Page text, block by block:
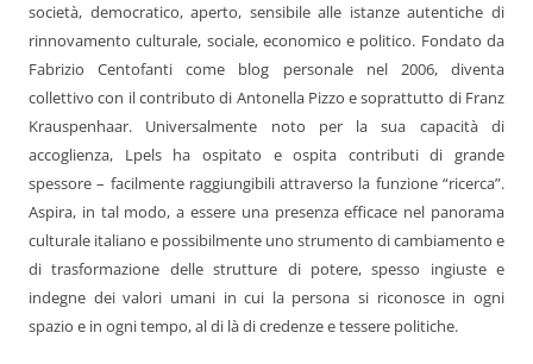
società, democratico, aperto, sensibile alle istanze autentiche di
rinnovamento culturale, sociale, economico e politico. Fondato da
Fabrizio Centofanti come blog personale nel 2006, diventa
collettivo con il contributo di Antonella Pizzo e soprattutto di Franz
Krauspenhaar. Universalmente noto per la sua capacità di
accoglienza, Lpels ha ospitato e ospita contributi di grande
spessore – facilmente raggiungibili attraverso la funzione “ricerca”.
Aspira, in tal modo, a essere una presenza efficace nel panorama
culturale italiano e possibilmente uno strumento di cambiamento e
di trasformazione delle strutture di potere, spesso ingiuste e
indegne dei valori umani in cui la persona si riconosce in ogni
spazio e in ogni tempo, al di là di credenze e tessere politiche.